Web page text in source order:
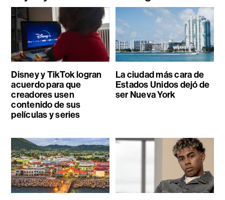
Disney y TikTok logran
acuerdo para que
creadores usen
contenido de sus
películas y series
La ciudad más cara de
Estados Unidos dejó de
ser Nueva York